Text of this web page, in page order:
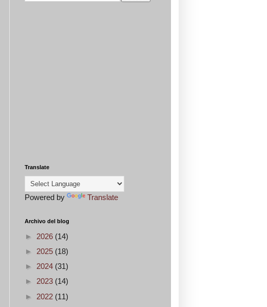
Translate
Powered by Translate
Archivo del blog
► 2026 (14)
► 2025 (18)
► 2024 (31)
► 2023 (14)
► 2022 (11)